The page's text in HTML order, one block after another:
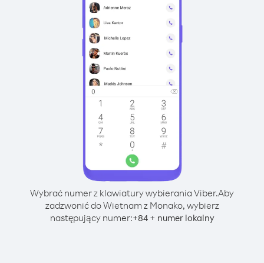
Wybrać numer z klawiatury wybierania Viber.Aby
zadzwonić do Wietnam z Monako, wybierz
następujący numer:+84+ numer lokalny